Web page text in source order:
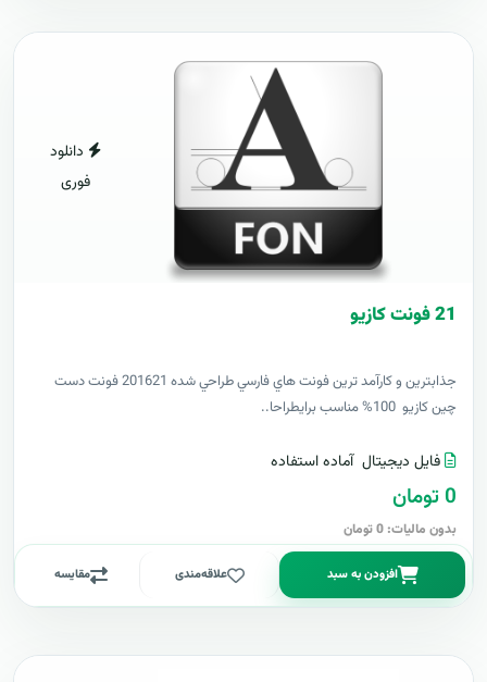
دانلود
فوری
21 فونت کازيو
جذابترين و کارآمد ترين فونت هاي فارسي طراحي شده 201621 فونت دست
چين کازيو 100% مناسب برايطراحا..
فایل دیجیتال آماده استفاده
0 تومان
بدون مالیات: 0 تومان
افزودن به سبد علاقه‌مندی مقایسه